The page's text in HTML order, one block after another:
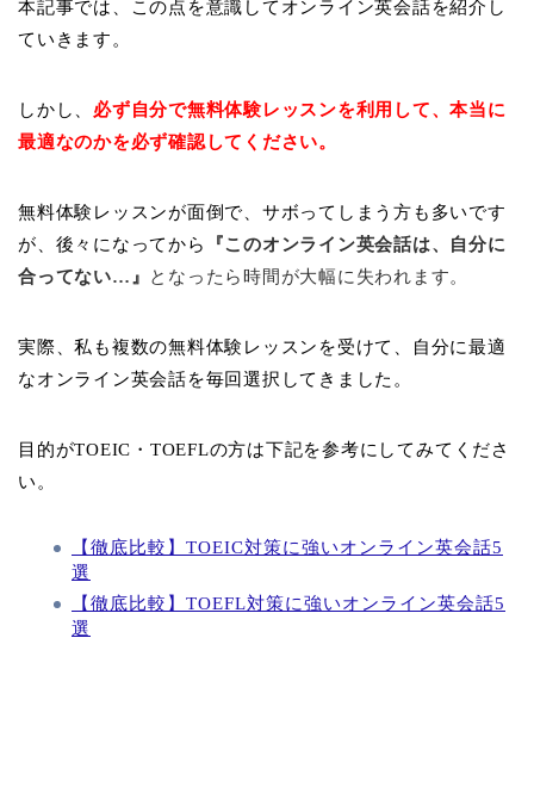
本記事では、この点を意識してオンライン英会話を紹介し
ていきます。
しかし、 必ず自分で無料体験レッスンを利用して、本当に
最適なのかを必ず確認してください。
無料体験レッスンが面倒で、サボってしまう方も多いです
が、後々になってから
『このオンライン英会話は、自分に
合ってない…』 となったら時間が大幅に失われます。
実際、私も複数の無料体験レッスンを受けて、自分に最適
なオンライン英会話を毎回選択してきました。
目的がTOEIC・TOEFLの方は下記を参考にしてみてくださ
い。
【徹底比較】TOEIC対策に強いオンライン英会話5
選
【徹底比較】TOEFL対策に強いオンライン英会話5
選